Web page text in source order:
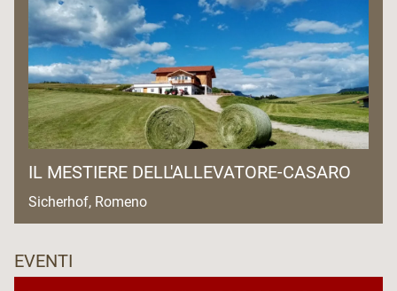
IL MESTIERE DELL'ALLEVATORE-CASARO
Sicherhof, Romeno
EVENTI